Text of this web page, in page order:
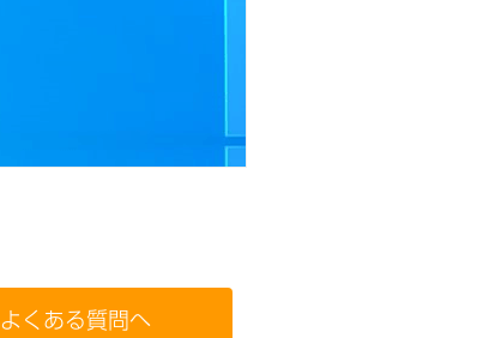
よくある質問へ